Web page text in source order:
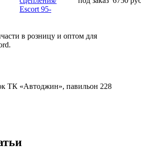
Escort 95-
в розницу и оптом для
ТК «Автоджин», павильон 228